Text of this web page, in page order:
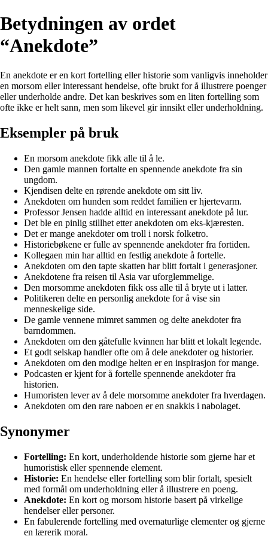
Betydningen av ordet
“Anekdote”
En anekdote er en kort fortelling eller historie som vanligvis inneholder
en morsom eller interessant hendelse, ofte brukt for å illustrere poenger
eller underholde andre. Det kan beskrives som en liten fortelling som
ofte ikke er helt sann, men som likevel gir innsikt eller underholdning.
Eksempler på bruk
En morsom anekdote fikk alle til å le.
Den gamle mannen fortalte en spennende anekdote fra sin
ungdom.
Kjendisen delte en rørende anekdote om sitt liv.
Anekdoten om hunden som reddet familien er hjertevarm.
Professor Jensen hadde alltid en interessant anekdote på lur.
Det ble en pinlig stillhet etter anekdoten om eks-kjæresten.
Det er mange anekdoter om troll i norsk folketro.
Historiebøkene er fulle av spennende anekdoter fra fortiden.
Kollegaen min har alltid en festlig anekdote å fortelle.
Anekdoten om den tapte skatten har blitt fortalt i generasjoner.
Anekdotene fra reisen til Asia var uforglemmelige.
Den morsomme anekdoten fikk oss alle til å bryte ut i latter.
Politikeren delte en personlig anekdote for å vise sin
menneskelige side.
De gamle vennene mimret sammen og delte anekdoter fra
barndommen.
Anekdoten om den gåtefulle kvinnen har blitt et lokalt legende.
Et godt selskap handler ofte om å dele anekdoter og historier.
Anekdoten om den modige helten er en inspirasjon for mange.
Podcasten er kjent for å fortelle spennende anekdoter fra
historien.
Humoristen lever av å dele morsomme anekdoter fra hverdagen.
Anekdoten om den rare naboen er en snakkis i nabolaget.
Synonymer
Fortelling: En kort, underholdende historie som gjerne har et
humoristisk eller spennende element.
Historie: En hendelse eller fortelling som blir fortalt, spesielt
med formål om underholdning eller å illustrere en poeng.
Anekdote: En kort og morsom historie basert på virkelige
hendelser eller personer.
En fabulerende fortelling med overnaturlige elementer og gjerne
en lærerik moral.